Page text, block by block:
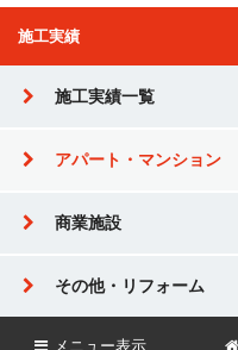
施工実績
施工実績一覧
アパート・マンション
商業施設
その他・リフォーム
メニュー表示